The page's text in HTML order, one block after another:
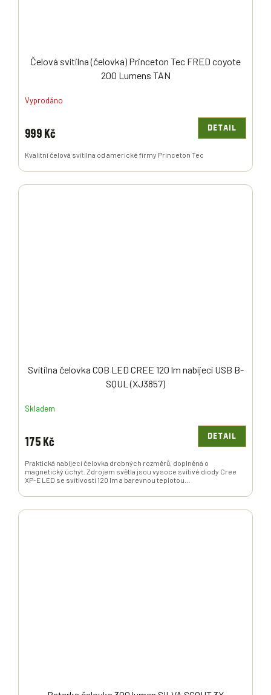
Čelová svítilna (čelovka) Princeton Tec FRED coyote
200 Lumens TAN
Vyprodáno
999 Kč DETAIL
Kvalitní čelová svítilna od americké firmy Princeton Tec
Svítilna čelovka COB LED CREE 120 lm nabíjecí USB B-
SQUL (XJ3857)
Skladem
175 Kč DETAIL
Praktická nabíjecí čelovka drobných rozměrů, doplněná o
magnetický úchyt. Zdrojem světla jsou vysoce svítivé diody Cree
XP-E LED se svítivostí 120 lm a barevnou teplotou...